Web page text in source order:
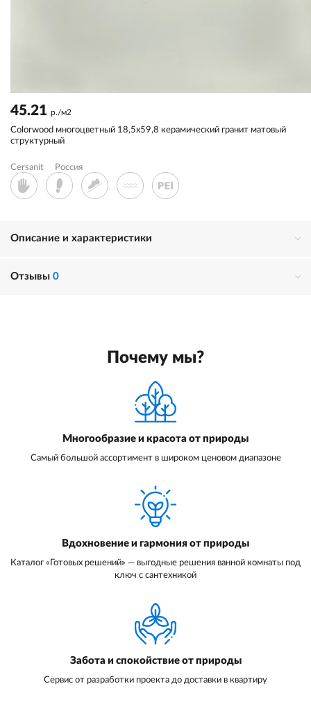
45.21 р./м2
Colorwood многоцветный 18,5x59,8 керамический гранит матовый
структурный
Cersanit Россия
Описание и характеристики
Отзывы 0
Почему мы?
Многообразие и красота от природы
Самый большой ассортимент в широком ценовом диапазоне
Вдохновение и гармония от природы
Каталог «Готовых решений» — выгодные решения ванной комнаты под
ключ с сантехникой
Забота и спокойствие от природы
Сервис от разработки проекта до доставки в квартиру